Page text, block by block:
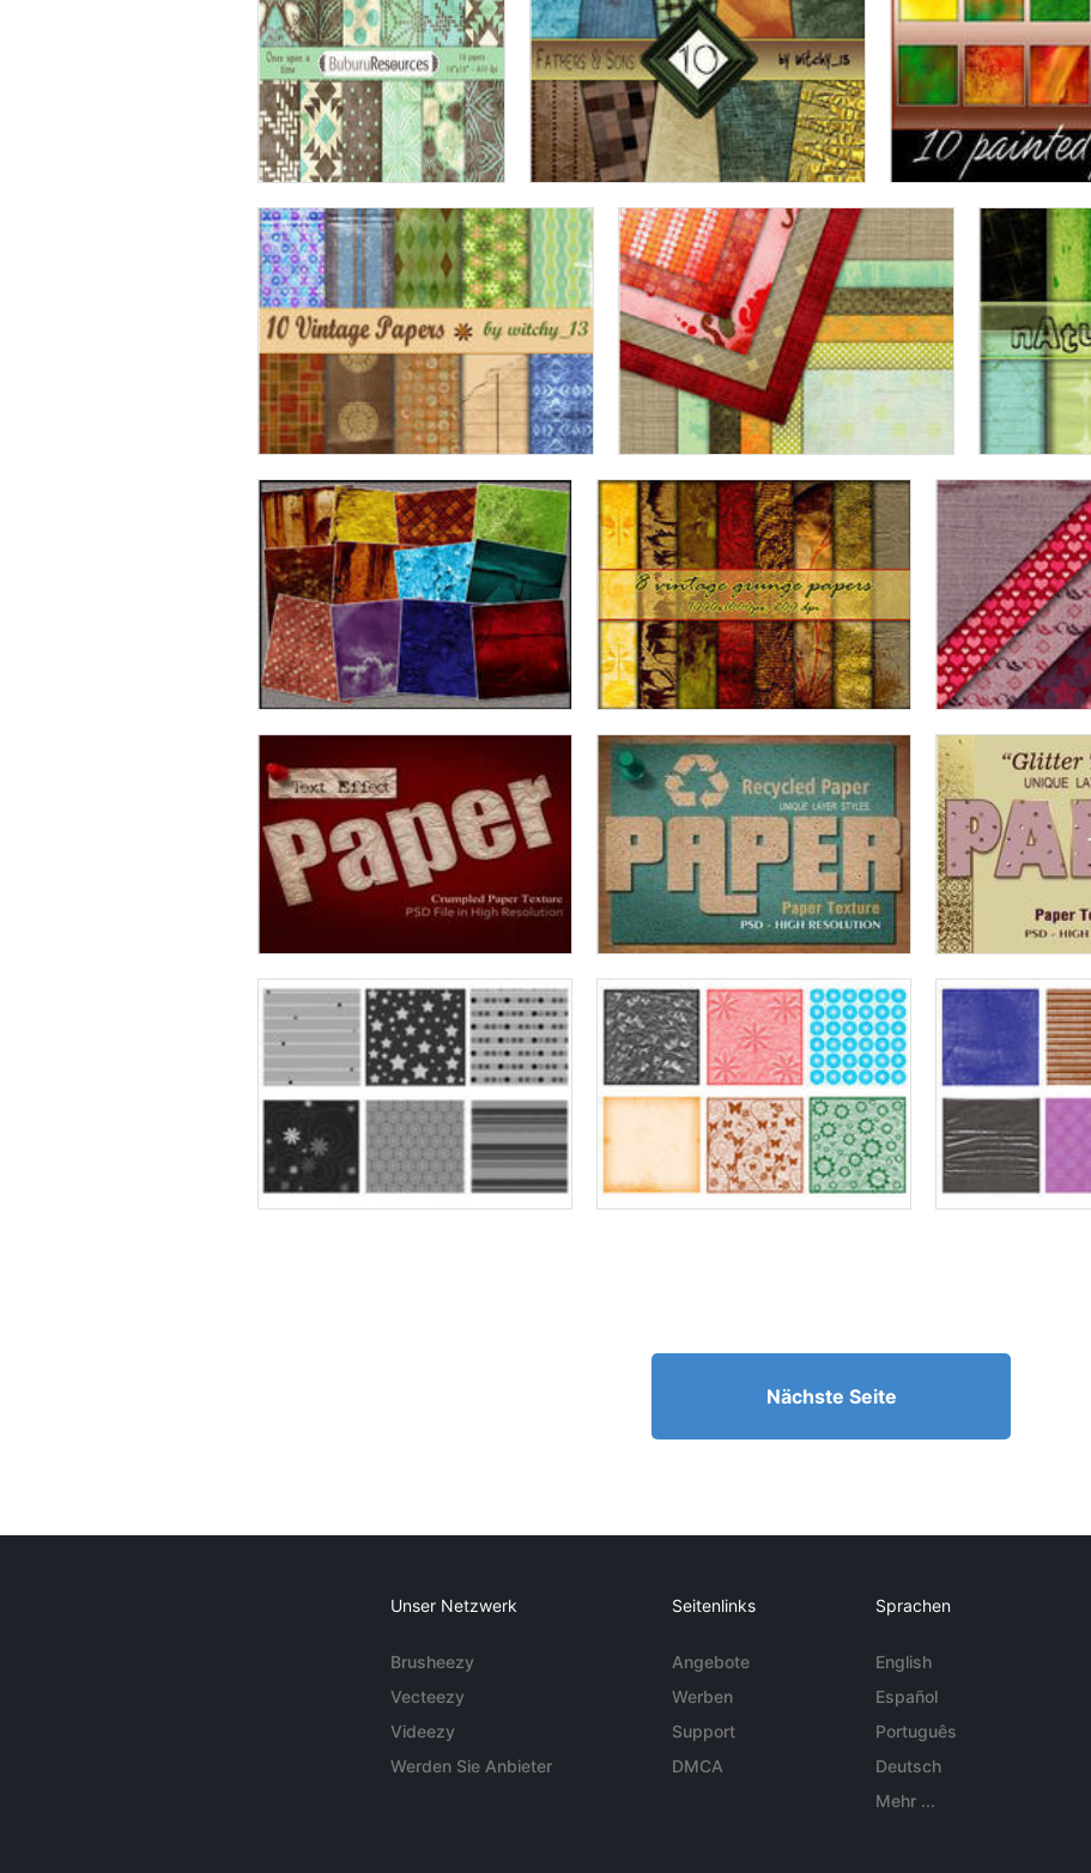
Nächste Seite
Unser Netzwerk
Brusheezy
Vecteezy
Videezy
Werden Sie Anbieter
Seitenlinks
Angebote
Werben
Support
DMCA
Sprachen
English
Español
Português
Deutsch
Mehr ...